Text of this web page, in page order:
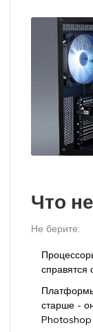
Что
Не берите:
старше -
Photoshop